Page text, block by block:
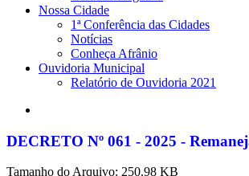
Nossa Cidade
1ª Conferência das Cidades
Notícias
Conheça Afrânio
Ouvidoria Municipal
Relatório de Ouvidoria 2021
DECRETO Nº 061 - 2025 -
Tamanho do Arquivo: 250.98 KB